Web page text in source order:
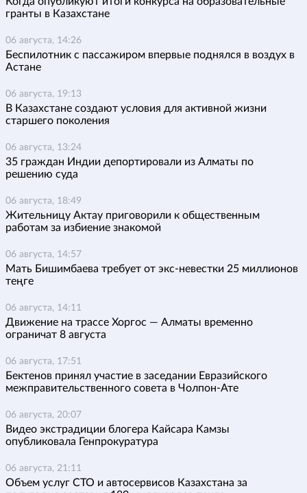
гранты в Казахстане
06 августа, 14:26
Беспилотник с пассажиром впервые поднялся в воздух в
Астане
06 августа, 19:13
В Казахстане создают условия для активной жизни
старшего поколения
06 августа, 13:24
35 граждан Индии депортировали из Алматы по
решению суда
06 августа, 18:49
Жительницу Актау приговорили к общественным
работам за избиение знакомой
06 августа, 14:57
Мать Бишимбаева требует от экс-невестки 25 миллионов
теңге
06 августа, 14:11
Движение на трассе Хоргос — Алматы временно
ограничат 8 августа
06 августа, 17:51
Бектенов принял участие в заседании Евразийского
межправительственного совета в Чолпон-Ате
06 августа, 20:07
Видео экстрадиции блогера Кайсара Камзы
опубликовала Генпрокуратура
06 августа, 21:11
Объем услуг СТО и автосервисов Казахстана за